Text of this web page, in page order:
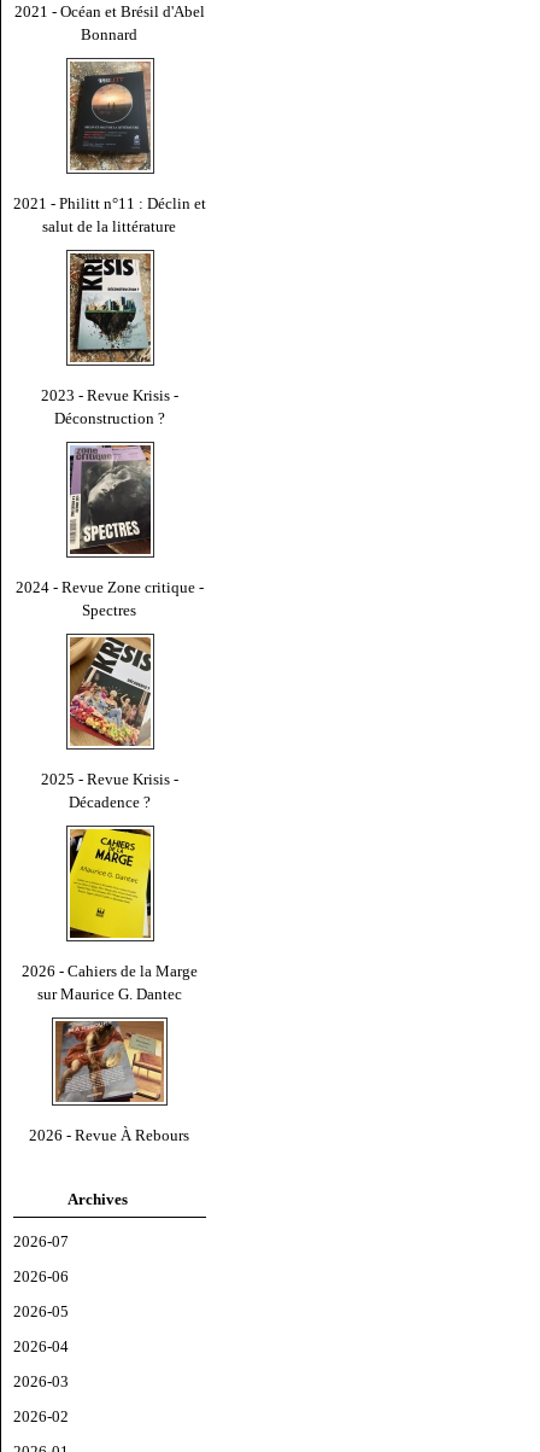
2021 - Océan et Brésil d'Abel
Bonnard
2021 - Philitt n°11 : Déclin et
salut de la littérature
2023 - Revue Krisis -
Déconstruction ?
2024 - Revue Zone critique -
Spectres
2025 - Revue Krisis -
Décadence ?
2026 - Cahiers de la Marge
sur Maurice G. Dantec
2026 - Revue À Rebours
Archives
2026-07
2026-06
2026-05
2026-04
2026-03
2026-02